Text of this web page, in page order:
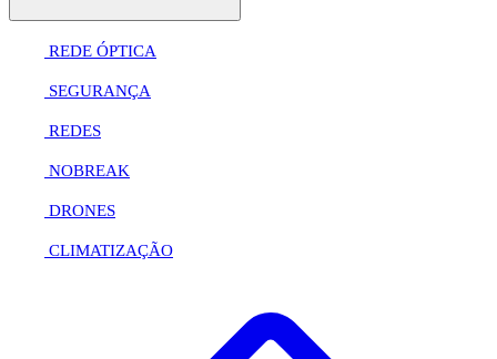
REDE ÓPTICA
SEGURANÇA
REDES
NOBREAK
DRONES
CLIMATIZAÇÃO